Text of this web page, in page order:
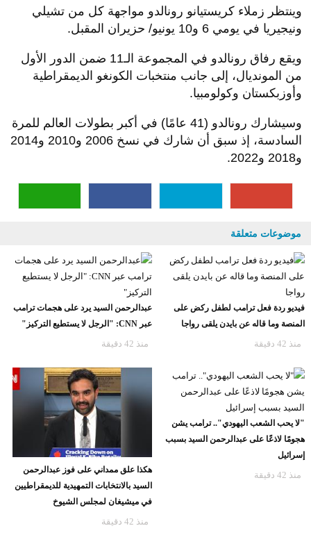
وينتظر زملاء كريستيانو رونالدو مواجهة كل من تشيلي
ونيجيريا في يومي 6 و10 يونيو/ حزيران المقبل.
ويقع رفاق رونالدو في المجموعة الـ11 ضمن الدور الأول
من المونديال، إلى جانب منتخبات الكونغو الديمقراطية
وأوزبكستان وكولومبيا.
وسيشارك رونالدو (41 عامًا) في أكبر بطولات العالم للمرة
السادسة، إذ سبق أن شارك في نسخ 2006 و2010 و2014
و2018 و2022.
موضوعات متعلقة
فيديو ردة فعل ترامب لطفل ركض على
المنصة وما قاله عن بايدن يلقى رواجا
منذ 42 دقيقة
عبدالرحمن السيد يرد على هجمات ترامب
عبر CNN: "الرجل لا يستطيع التركيز"
منذ 42 دقيقة
"لا يحب الشعب اليهودي".. ترامب يشن
هجومًا لاذعًا على عبدالرحمن السيد بسبب
إسرائيل
منذ 42 دقيقة
هكذا علق ممداني على فوز عبدالرحمن
السيد بالانتخابات التمهيدية للديمقراطيين
في ميشيغان لمجلس الشيوخ
منذ 42 دقيقة